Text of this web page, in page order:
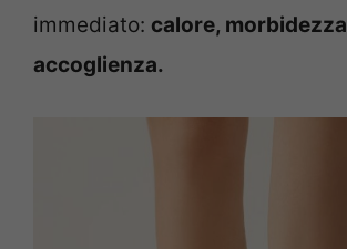
immediato: calore,
accoglienza.